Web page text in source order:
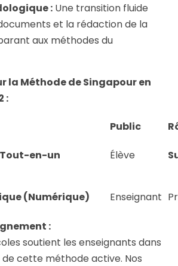
: Une transition fluide
et la rédaction de la
aux méthodes du
la Méthode de Singapour en
:
Public
en-un Élève
(Numérique) Enseignant
:
soutient les enseignants dans
cette méthode active. Nos